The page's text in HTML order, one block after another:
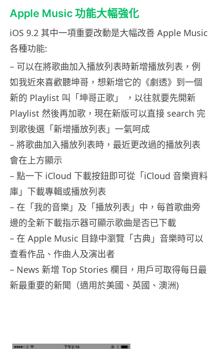
Apple Music 功能大幅強化
iOS 9.2 其中一項重要改動是大幅改善 Apple Music
各種功能:
– 可以在將歌曲加入播放列表時新增播放列表，例
如我近來喜歡聽坤哥，想新增它的《劇透》到一個
新的 Playlist 叫「坤哥正歌」 ，以往就要先開新
Playlist 然後再加歌，現在新版可以直接 search 完
到歌後選「新增播放列表」一氣呵成
– 將歌曲加入播放列表時，最近更改過的播放列表
會在上方顯示
– 點一下 iCloud 下載按鈕即可從「iCloud 音樂資料
庫」下載專輯或播放列表
– 在「我的音樂」及「播放列表」中，每首歌曲旁
邊的全新下載指示器可顯示歌曲是否已下載
– 在 Apple Music 目錄中瀏覽「古典」音樂時可以
查看作品、作曲人及演出者
– News 新增 Top Stories 欄目，用戶可取得每日最
新最重要的新聞（適用於美國、英國、澳洲)